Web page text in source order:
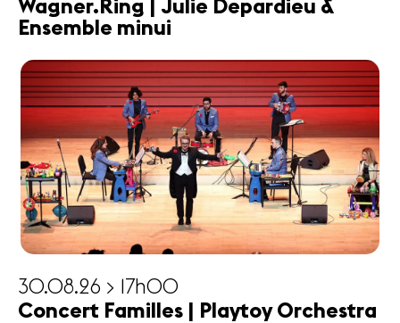
Wagner.Ring | Julie Depardieu &
Ensemble minui
30.08.26 > 17h00
Concert Familles | Playtoy Orchestra